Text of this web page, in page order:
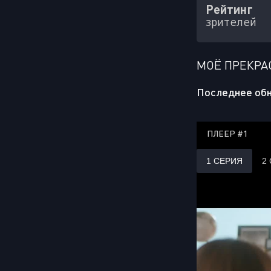
Рейтинг
зрителей
МОЁ
Последнее
ПЛЕЕР #1